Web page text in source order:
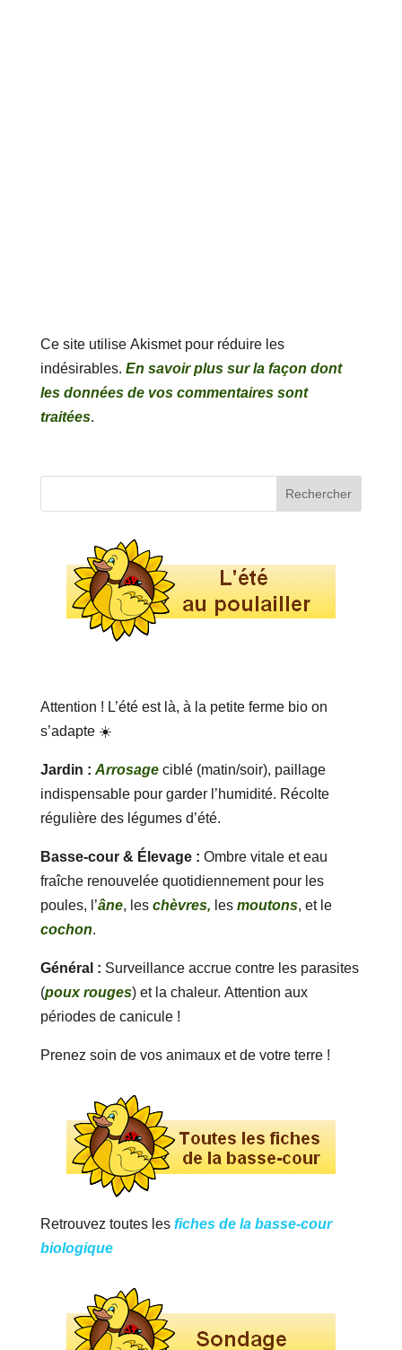
Ce site utilise Akismet pour réduire les
indésirables. En savoir plus sur la façon dont
les données de vos commentaires sont
traitées.
Attention ! L’été est là, à la petite ferme bio on
s’adapte ☀️
Jardin : Arrosageciblé (matin/soir), paillage
indispensable pour garder l’humidité. Récolte
régulière des légumes d’été.
Basse-cour & Élevage : Ombre vitale et eau
fraîche renouvelée quotidiennement pour les
poules, l’âne, les chèvres, les moutons, et le
cochon.
Général : Surveillance accrue contre les parasites
(poux rouges) et la chaleur. Attention aux
périodes de canicule !
Prenez soin de vos animaux et de votre terre !
Retrouvez toutes les fiches de la basse-cour
biologique